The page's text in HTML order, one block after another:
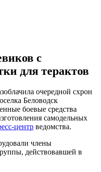
с
для терактов
очередной схрон
Беловодск
боевые средства
самодельных
центр ведомства.
члены
действовавшей в